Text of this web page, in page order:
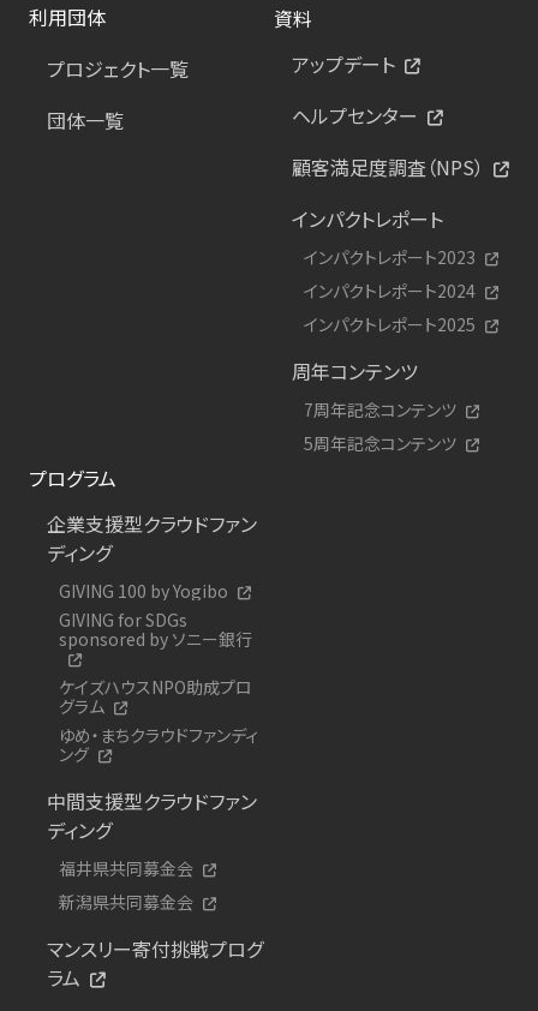
利用団体
プロジェクト一覧
団体一覧
資料
アップデート
ヘルプセンター
顧客満足度調査（NPS）
インパクトレポート
インパクトレポート2023
インパクトレポート2024
インパクトレポート2025
周年コンテンツ
7周年記念コンテンツ
5周年記念コンテンツ
プログラム
企業支援型クラウドファン
ディング
GIVING 100 by Yogibo
GIVING for SDGs
sponsored by ソニー銀行
ケイズハウスNPO助成プロ
グラム
ゆめ・まちクラウドファンディ
ング
中間支援型クラウドファン
ディング
福井県共同募金会
新潟県共同募金会
マンスリー寄付挑戦プログ
ラム